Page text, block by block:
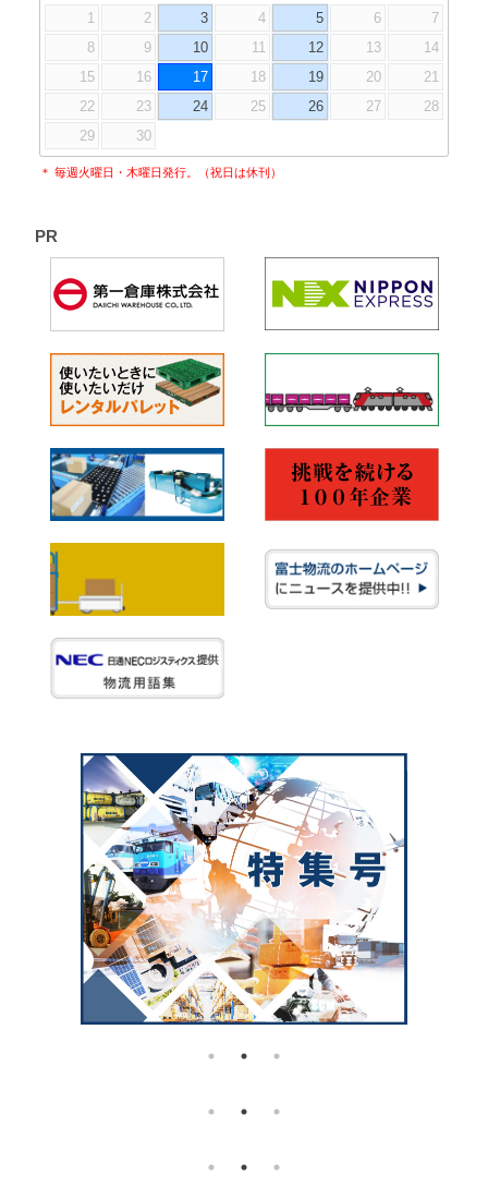
1 2 3 4 5 6
7
8
9 10 11 12 13
14
15
16 17 18 19 20
21
22
23 24 25 26 27
28
29
30
＊ 毎週火曜日・木曜日発行。（祝日は休刊）